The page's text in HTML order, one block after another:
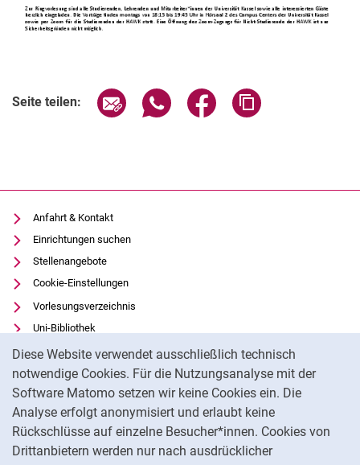
Diese Website verwendet ausschließlich technisch
notwendige Cookies. Für die Nutzungsanalyse mit der
Software Matomo setzen wir keine Cookies ein. Die
Analyse erfolgt anonymisiert und erlaubt keine
Rückschlüsse auf einzelne Besucher*innen. Cookies von
Drittanbietern werden nur nach ausdrücklicher
Seite teilen: Seite über E-Mail teilen
Seite über WhatsApp teilen
Seite über Facebook
Anfahrt & Kontakt
Einrichtungen suchen
Stellenangebote
Cookie-Einstellungen
Vorlesungsverzeichnis
Uni-Bibliothek
Moodle
Panopto
Datenschutz
Barrierefreiheit
Transparenter KI-Einsatz